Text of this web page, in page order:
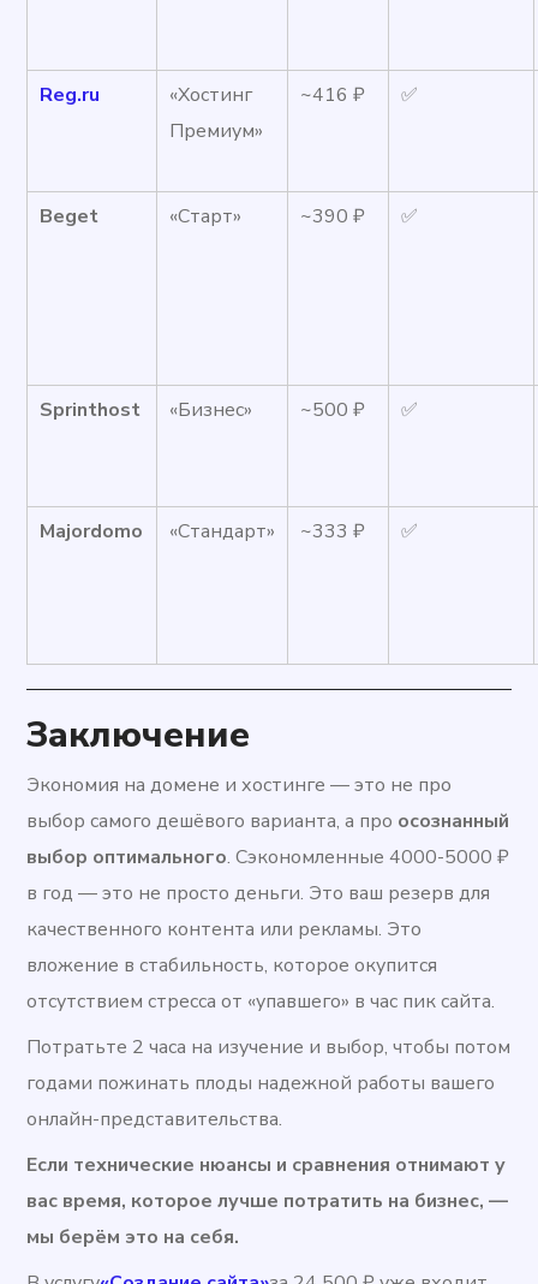
Reg.ru
«Хостинг
Премиум»
~416 ₽ ✅
Beget «Старт» ~390 ₽ ✅
Sprinthost «Бизнес» ~500 ₽ ✅
Majordomo «Стандарт» ~333 ₽ ✅
Заключение
Экономия на домене и хостинге — это не про
выбор самого дешёвого варианта, а про осознанный
выбор оптимального. Сэкономленные 4000-5000 ₽
в год — это не просто деньги. Это ваш резерв для
качественного контента или рекламы. Это
вложение в стабильность, которое окупится
отсутствием стресса от «упавшего» в час пик сайта.
Потратьте 2 часа на изучение и выбор, чтобы потом
годами пожинать плоды надежной работы вашего
онлайн-представительства.
Если технические нюансы и сравнения отнимают у
вас время, которое лучше потратить на бизнес, —
мы берём это на себя.